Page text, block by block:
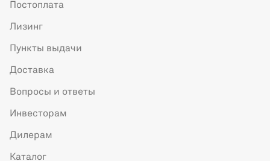
Постоплата
Лизинг
Пункты выдачи
Доставка
Вопросы и ответы
Инвесторам
Дилерам
Каталог